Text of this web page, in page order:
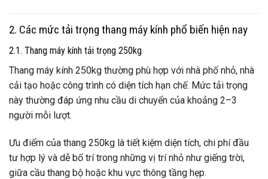
2. Các mức tải trọng thang máy kính phổ biến hiện nay
2.1. Thang máy kính tải trọng 250kg
Thang máy kính 250kg thường phù hợp với nhà phố nhỏ, nhà
cải tạo hoặc công trình có diện tích hạn chế. Mức tải trọng
này thường đáp ứng nhu cầu di chuyển của khoảng 2–3
người mỗi lượt.
Ưu điểm của thang 250kg là tiết kiệm diện tích, chi phí đầu
tư hợp lý và dễ bố trí trong những vị trí nhỏ như giếng trời,
giữa cầu thang bộ hoặc khu vực thông tầng hẹp.